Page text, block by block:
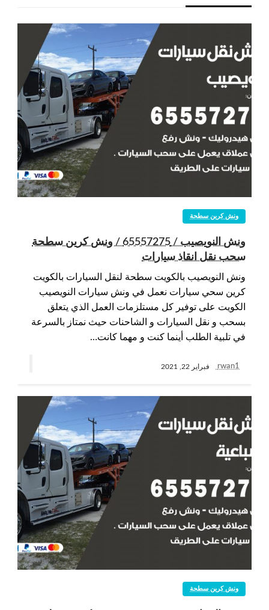
ونش كرين سطحة
ونش النويصيب / 65557275 / ونش كرين سطحة
سحب نقل انقاذ سيارات
ونش النويصيب بالكويت سطحة لنقل السيارات بالكويت
كرين سحي سيارات نعمل في ونش سيارات النويصيب
الكويت على توفير كل مستلزمات العمل الذي يتعلق
بسحب و نقل السيارات و الشاحنات حيث نمتاز بالسرعة
في تلبية الطلب أينما كنت و مهما كانت…
rwan1 فبراير 22, 2021
ونش كرين سطحة